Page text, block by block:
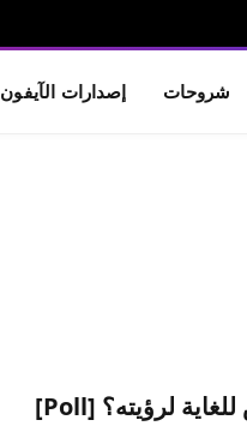
شروحات إصدارات الآيفون